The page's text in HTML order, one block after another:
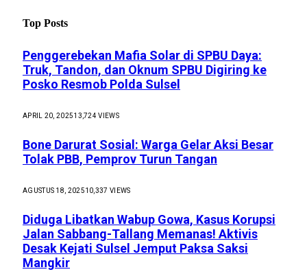
Top Posts
Penggerebekan Mafia Solar di SPBU Daya:
Truk, Tandon, dan Oknum SPBU Digiring ke
Posko Resmob Polda Sulsel
APRIL 20, 202513,724VIEWS
Bone Darurat Sosial: Warga Gelar Aksi Besar
Tolak PBB, Pemprov Turun Tangan
AGUSTUS 18, 202510,337 VIEWS
Diduga Libatkan Wabup Gowa, Kasus Korupsi
Jalan Sabbang-Tallang Memanas! Aktivis
Desak Kejati Sulsel Jemput Paksa Saksi
Mangkir